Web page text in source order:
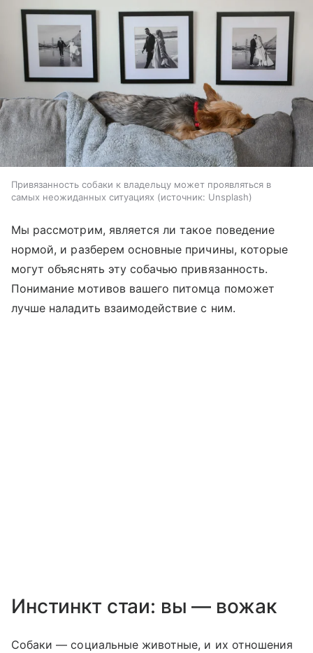
Привязанность собаки к владельцу может проявляться в
самых неожиданных ситуациях
источник: Unsplash
Мы рассмотрим, является ли такое поведение
нормой, и разберем основные причины, которые
могут объяснять эту собачью привязанность.
Понимание мотивов вашего питомца поможет
лучше наладить взаимодействие с ним.
Инстинкт стаи: вы — вожак
Собаки — социальные животные, и их отношения